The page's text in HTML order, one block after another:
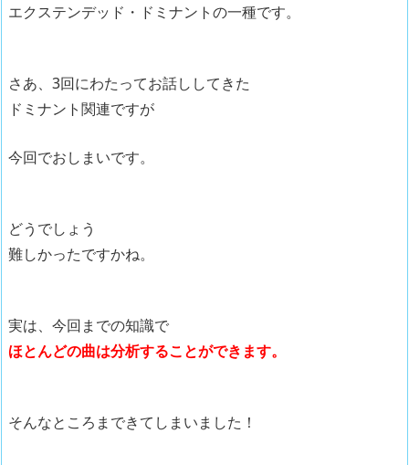
エクステンデッド・ドミナントの一種です。
さあ、3回にわたってお話ししてきた
ドミナント関連ですが
今回でおしまいです。
どうでしょう
難しかったですかね。
実は、今回までの知識で
ほとんどの曲は分析することができます。
そんなところまできてしまいました！